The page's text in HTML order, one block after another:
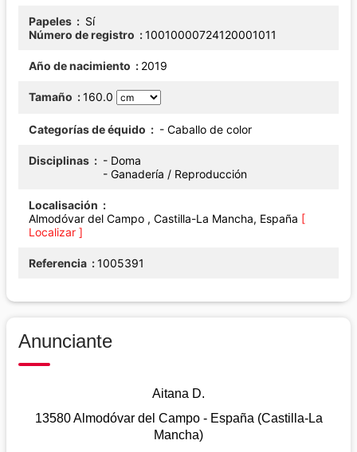
Papeles
Sí
Número de registro
10010000724120001011
Año de nacimiento 2019
Tamaño 160.0
Categorías de équido - Caballo de color
Disciplinas
- Doma
- Ganadería / Reproducción
Localisación
Almodóvar del Campo , Castilla-La Mancha, España [
Localizar ]
Referencia 1005391
Anunciante
Aitana D.
13580 Almodóvar del Campo - España (Castilla-La
Mancha)